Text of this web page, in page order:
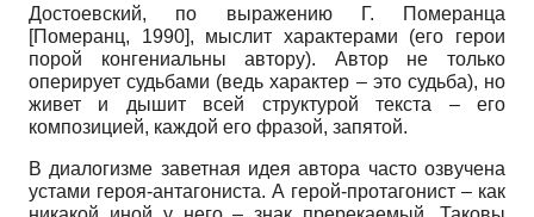
Достоевский, по выражению Г. Померанца
[Померанц, 1990], мыслит характерами (его герои
порой конгениальны автору). Автор не только
оперирует судьбами (ведь характер – это судьба), но
живет и дышит всей структурой текста – его
композицией, каждой его фразой, запятой.
В диалогизме заветная идея автора часто озвучена
устами героя-антагониста. А герой-протагонист – как